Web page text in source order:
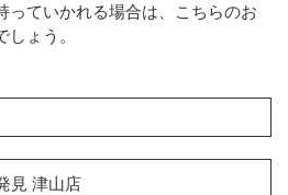
っていかれる場合は、こちらのお
ょう。
見 津山店